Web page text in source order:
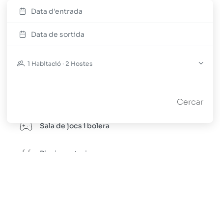
Data d'entrada
Data de sortida
1 Habitació · 2 Hostes
Cercar
Pàrquing
Sala de jocs i bolera
Piscina exterior